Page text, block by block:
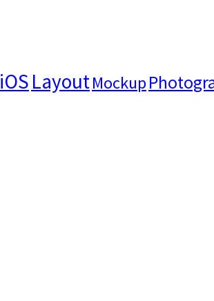
iOSLayoutMockup